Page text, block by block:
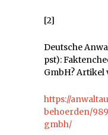
[2]
Deutsche
pst):
GmbH? Artikel
https://
behoerden/
gmbh/